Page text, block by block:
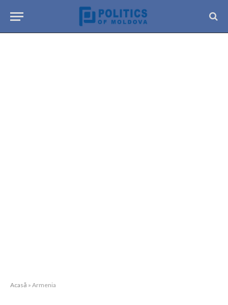
Acasă » Armenia